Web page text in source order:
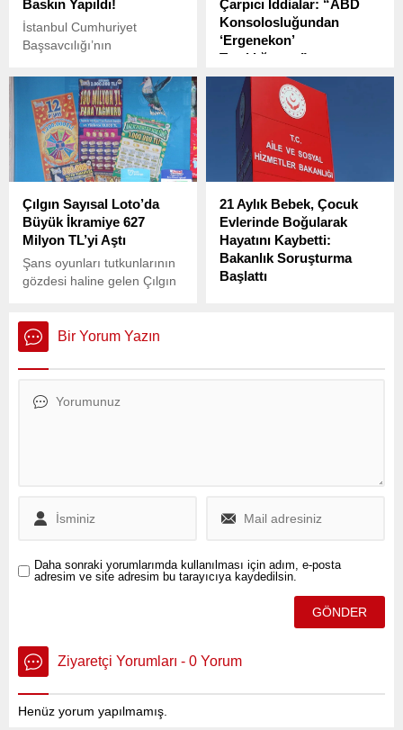
Baskın Yapıldı!
İstanbul Cumhuriyet
Başsavcılığı’nın
Emniyet Müdürlüğü Mali
Suçlarla Mücadele Şube
Müdürlüğü tarafından büyük
bir operasyon
gerçekleştirildi.
Çarpıcı İddialar: “ABD
Konsolosluğundan
‘Ergenekon’
Tanıklığına…”
CHP İstanbul Milletvekili
Yunus Emre, CHP
kurultayına yönelik
tartışmaların odağındaki
gazeteci Nuray Başaran
hakkında dikkat çekici
hesabından paylaştı.
Çılgın Sayısal Loto’da
Büyük İkramiye 627
Milyon TL’yi Aştı
Şans oyunları tutkunlarının
gözdesi haline gelen Çılgın
aşarak Türkiye şans
oyunları tarihindeki en
yüksek tutara ulaştı.
21 Aylık Bebek, Çocuk
Evlerinde Boğularak
Hayatını Kaybetti:
Bakanlık Soruşturma
Başlattı
bebeğin boğularak hayatını
Bir Yorum Yazın
Daha sonraki yorumlarımda kullanılması için adım, e-posta
adresim ve site adresim bu tarayıcıya kaydedilsin.
Ziyaretçi Yorumları - 0 Yorum
Henüz yorum yapılmamış.